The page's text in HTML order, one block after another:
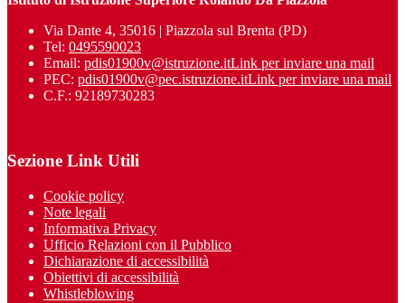
Via Dante 4, 35016 | Piazzola sul Brenta (PD)
Tel: 0495590023
Email: pdis01900v@istruzione.itLink per inviare una mail
PEC: pdis01900v@pec.istruzione.itLink per inviare una mail
C.F.: 92189730283
Sezione Link Utili
Cookie policy
Note legali
Informativa Privacy
Ufficio Relazioni con il Pubblico
Dichiarazione di accessibilità
Obiettivi di accessibilità
Whistleblowing